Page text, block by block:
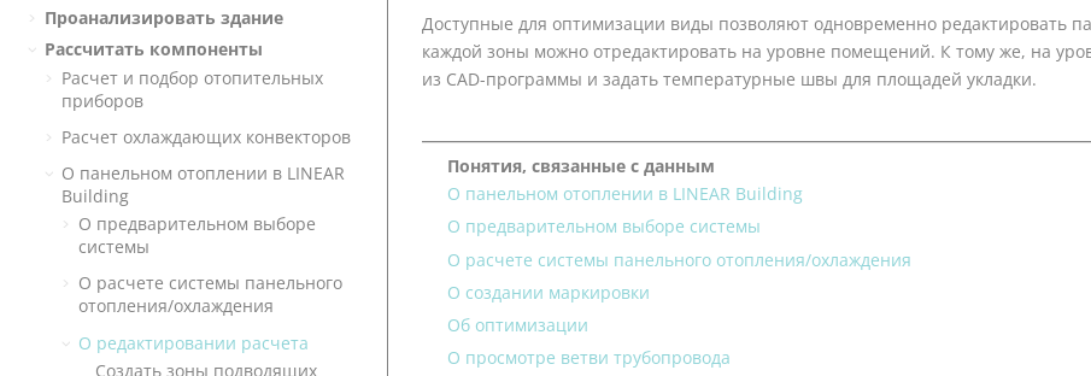
Проанализировать здание
Рассчитать компоненты
Расчет и подбор отопительных
приборов
Расчет охлаждающих конвекторов
О панельном отоплении в LINEAR
Building
О предварительном выборе
системы
О расчете системы панельного
отопления/охлаждения
О редактировании расчета
Создать зоны подводящих
Доступные для оптимизации виды позволяют одновременно редактировать
каждой зоны можно отредактировать на уровне помещений. К тому же, на
из CAD-программы и задать температурные швы для площадей укладки.
Понятия, связанные с данным
О панельном отоплении в LINEAR Building
О предварительном выборе системы
О расчете системы панельного отопления/охлаждения
О создании маркировки
Об оптимизации
О просмотре ветви трубопровода